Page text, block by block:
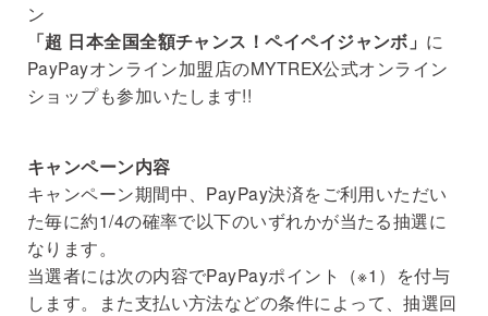
ン
「超 日本全国全額チャンス！ペイペイジャンボ」 に
PayPayオンライン加盟店のMYTREX公式オンライン
ショップも参加いたします!!
キャンペーン内容
キャンペーン期間中、PayPay決済をご利用いただい
た毎に約1/4の確率で以下のいずれかが当たる抽選に
なります。
当選者には次の内容でPayPayポイント（※1）を付与
します。また支払い方法などの条件によって、抽選回